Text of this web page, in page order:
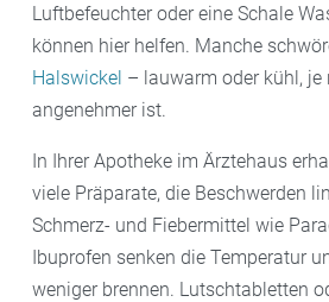
Luftbefeuchter oder eine Schale
können hier helfen. Manche
Halswickel – lauwarm oder kühl, je
angenehmer ist.
In Ihrer Apotheke im Ärztehaus
viele Präparate, die Beschwerden
Schmerz- und Fiebermittel wie
Ibuprofen senken die Temperatur
weniger brennen. Lutschtabletten